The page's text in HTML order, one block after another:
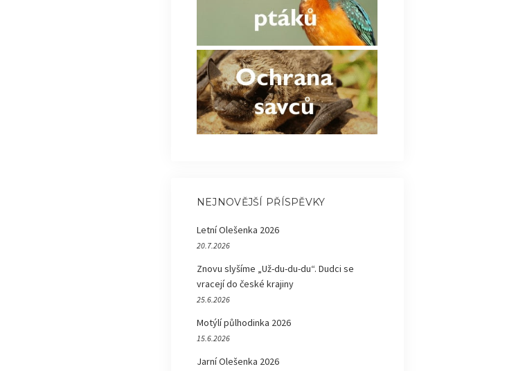
NEJNOVĚJŠÍ PŘÍSPĚVKY
Letní Olešenka 2026
20.7.2026
Znovu slyšíme „Už-du-du-du“. Dudci se
vracejí do české krajiny
25.6.2026
Motýlí půlhodinka 2026
15.6.2026
Jarní Olešenka 2026